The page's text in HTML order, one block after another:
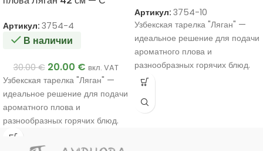
Артикул: 3754-4
В наличии
30.00€ 20.00 € вкл. VAT
Узбекская тарелка "Ляган" —
идеальное решение для подачи
ароматного плова и
разнообразных горячих блюд.
подсолнухов
Артикул: 3754-10
Узбекская тарелка "Ляган" —
идеальное решение для подачи
ароматного плова и
разнообразных горячих блюд.